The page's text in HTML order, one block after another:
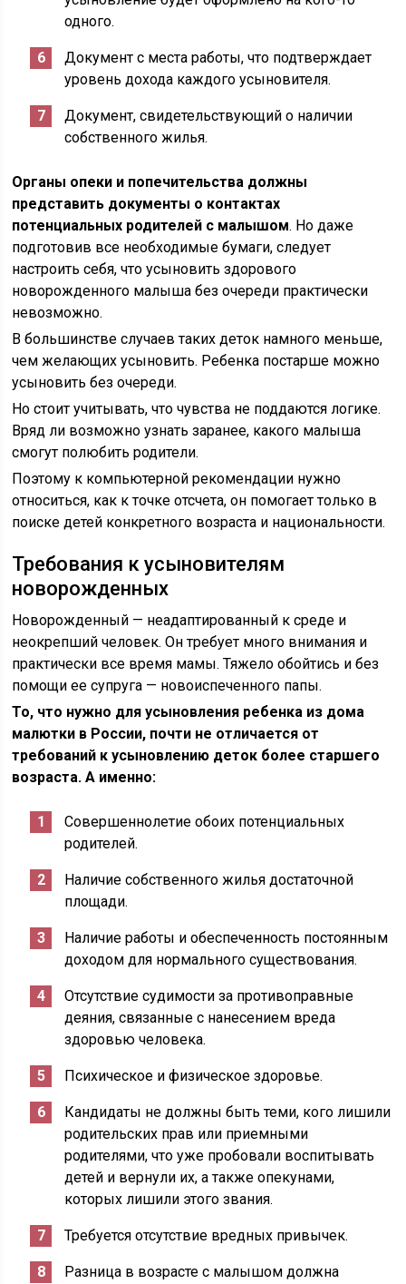
одного.
Документ с места работы, что подтверждает
уровень дохода каждого усыновителя.
Документ, свидетельствующий о наличии
собственного жилья.
Органы опеки и попечительства должны
представить документы о контактах
потенциальных родителей с малышом. Но даже
подготовив все необходимые бумаги, следует
настроить себя, что усыновить здорового
новорожденного малыша без очереди практически
невозможно.
В большинстве случаев таких деток намного меньше,
чем желающих усыновить. Ребенка постарше можно
усыновить без очереди.
Но стоит учитывать, что чувства не поддаются логике.
Вряд ли возможно узнать заранее, какого малыша
смогут полюбить родители.
Поэтому к компьютерной рекомендации нужно
относиться, как к точке отсчета, он помогает только в
поиске детей конкретного возраста и национальности.
Требования к усыновителям
новорожденных
Новорожденный — неадаптированный к среде и
неокрепший человек. Он требует много внимания и
практически все время мамы. Тяжело обойтись и без
помощи ее супруга — новоиспеченного папы.
То, что нужно для усыновления ребенка из дома
малютки в России, почти не отличается от
требований к усыновлению деток более старшего
возраста. А именно:
Совершеннолетие обоих потенциальных
родителей.
Наличие собственного жилья достаточной
площади.
Наличие работы и обеспеченность постоянным
доходом для нормального существования.
Отсутствие судимости за противоправные
деяния, связанные с нанесением вреда
здоровью человека.
Психическое и физическое здоровье.
Кандидаты не должны быть теми, кого лишили
родительских прав или приемными
родителями, что уже пробовали воспитывать
детей и вернули их, а также опекунами,
которых лишили этого звания.
Требуется отсутствие вредных привычек.
Разница в возрасте с малышом должна